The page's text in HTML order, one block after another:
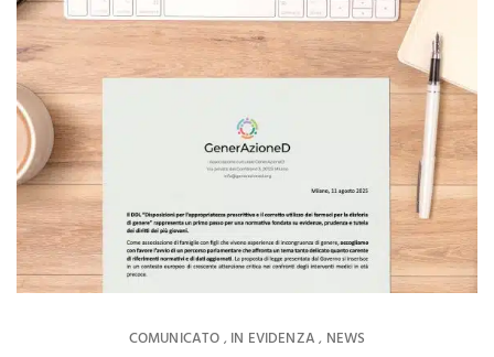
COMUNICATO , IN EVIDENZA , NEWS